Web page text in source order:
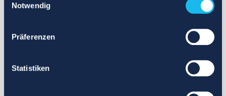
Notwendig
Präferenzen
Statistiken